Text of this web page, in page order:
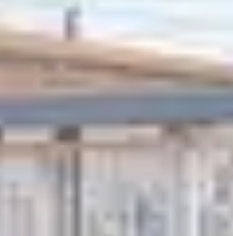
chauffer.
infinie, que de
un huis
environ 400
pour la
lourde et